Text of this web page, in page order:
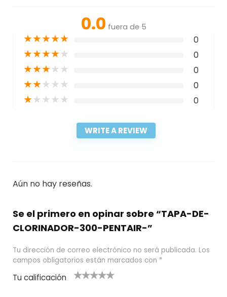
0.0 fuera de 5
★★★★★ 0
★★★★★ 0
★★★★★ 0
★★★★★ 0
★★★★★ 0
WRITE A REVIEW
Aún no hay reseñas.
Se el primero en opinar sobre “TAPA-DE-
CLORINADOR-300-PENTAIR-”
Tu dirección de correo electrónico no será publicada. Los
campos obligatorios están marcados con *
Tu calificación